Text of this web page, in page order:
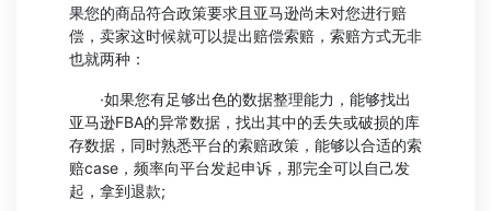
果您的商品符合政策要求且亚马逊尚未对您进行赔
偿，卖家这时候就可以提出赔偿索赔，索赔方式无非
也就两种：
·如果您有足够出色的数据整理能力，能够找出
亚马逊FBA的异常数据，找出其中的丢失或破损的库
存数据，同时熟悉平台的索赔政策，能够以合适的索
赔case，频率向平台发起申诉，那完全可以自己发
起，拿到退款;